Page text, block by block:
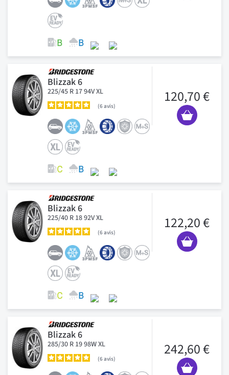
Blizzak 6
225/45 R 17 94V XL
6avis
120,70 €
Blizzak 6
225/40 R 18 92V XL
6avis
122,20 €
Blizzak 6
285/30 R 19 98W XL
6avis
242,60 €